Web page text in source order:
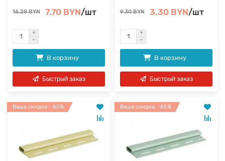
16.28 BYN 7.70 BYN/шт
В корзину
Быстрый заказ
9.30 BYN 3.30 BYN/шт
В корзину
Быстрый заказ
Ваша скидка: -65% Ваша скидка: -65%